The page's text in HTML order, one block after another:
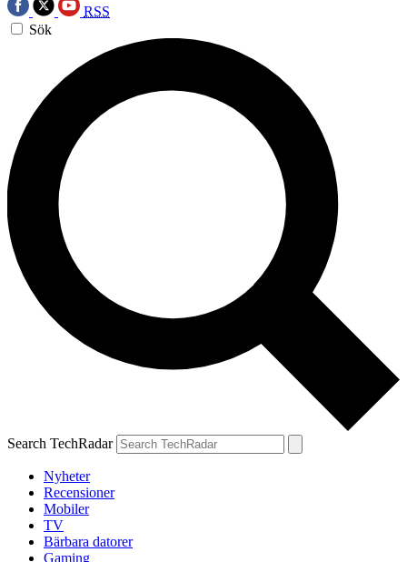
RSS
Sök
Search TechRadar
Nyheter
Recensioner
Mobiler
TV
Bärbara datorer
Gaming